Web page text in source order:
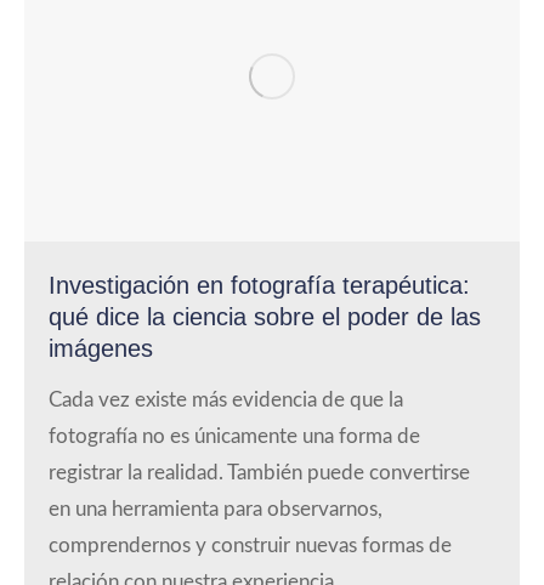
Investigación en fotografía terapéutica:
qué dice la ciencia sobre el poder de las
imágenes
Cada vez existe más evidencia de que la
fotografía no es únicamente una forma de
registrar la realidad. También puede convertirse
en una herramienta para observarnos,
comprendernos y construir nuevas formas de